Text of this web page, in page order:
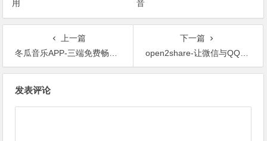
用
音
上一篇
冬瓜音乐APP-三端免费畅听+下载，会员歌曲无损音质全解锁
下一篇
open2share-让微信与QQ等应用文件互传变得简单高效的小工具
发表评论